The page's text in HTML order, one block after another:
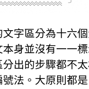
字區分為十六
身並沒有一一
出的步驟都不
號法。大原則都